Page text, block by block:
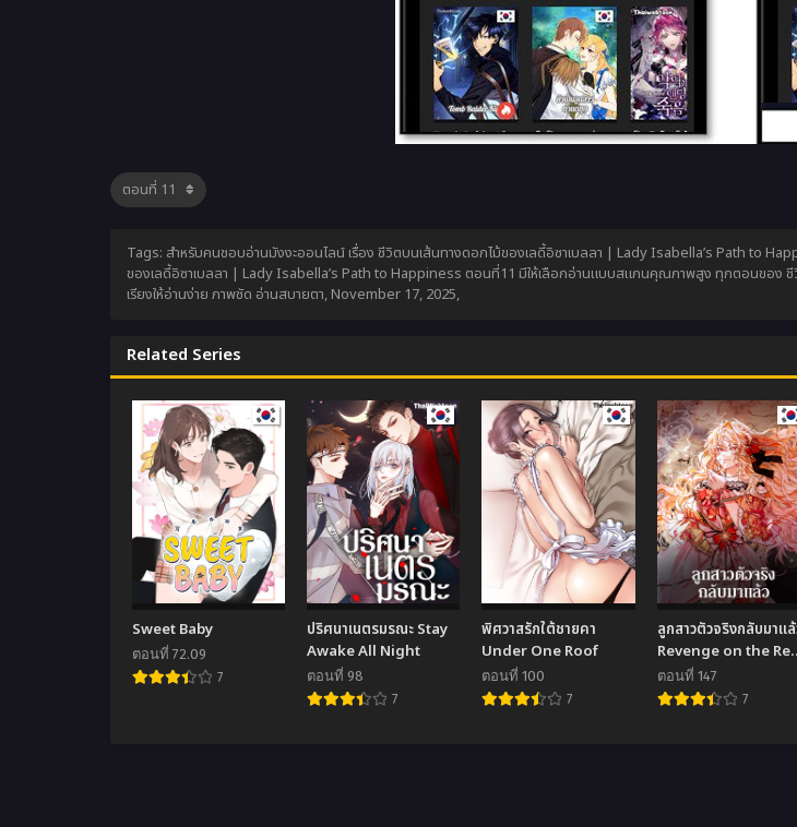
Tags: สำหรับคนชอบอ่านมังงะออนไลน์ เรื่อง ชีวิตบนเส้นทางดอกไม้ของเลดี้อิซาเบลลา | Lady Isabella’s Path to
ของเลดี้อิซาเบลลา | Lady Isabella’s Path to Happiness ตอนที่11 มีให้เลือกอ่านแบบสแกนคุณภาพสูง ทุกตอนของ
เรียงให้อ่านง่าย ภาพชัด อ่านสบายตา, November 17, 2025,
Related Series
Sweet Baby
ตอนที่ 72.09
7
ปริศนาเนตรมรณะ Stay
Awake All Night
ตอนที่ 98
7
พิศวาสรักใต้ชายคา
Under One Roof
ตอนที่ 100
7
ลูกสาวตัวจริงกลับมาแ
Revenge on the
One
ตอนที่ 147
7